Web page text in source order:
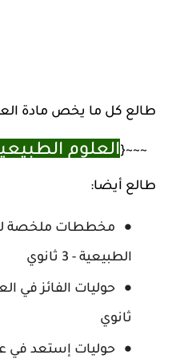
طالع كل ما يخص مادة
~~~{العلوم
طالع أيضا:
مخططات ملخصة
الطبيعية - 3 ثانوي
ثانوي